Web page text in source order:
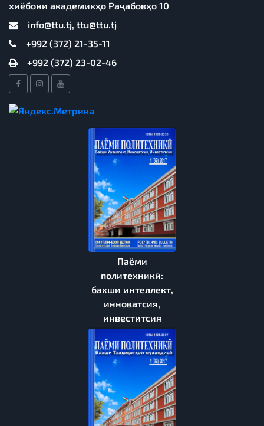
хиёбони академикҳо Раҷабовҳо 10
info@ttu.tj, ttu@ttu.tj
+992 (372) 21-35-11
+992 (372) 23-02-46
Паёми
политехникӣ:
бахши интеллект,
инноватсия,
инвеститсия